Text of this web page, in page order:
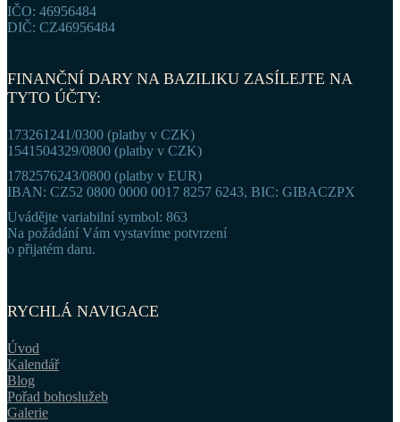
IČO: 46956484
DIČ: CZ46956484
FINANČNÍ DARY NA BAZILIKU ZASÍLEJTE NA
TYTO ÚČTY:
173261241/0300 (platby v CZK)
1541504329/0800 (platby v CZK)
1782576243/0800 (platby v EUR)
IBAN: CZ52 0800 0000 0017 8257 6243, BIC: GIBACZPX
Uvádějte variabilní symbol: 863
Na požádání Vám vystavíme potvrzení
o přijatém daru.
RYCHLÁ NAVIGACE
Úvod
Kalendář
Blog
Pořad bohoslužeb
Galerie